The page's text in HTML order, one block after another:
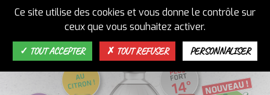
Ce site utilise des cookies et vous donne le contrôle sur
ceux que vous souhaitez activer.
TOUT ACCEPTER TOUT REFUSER PERSONNALISER